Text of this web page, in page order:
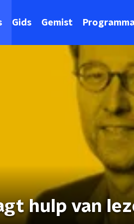
Gids Gemist
hulp van